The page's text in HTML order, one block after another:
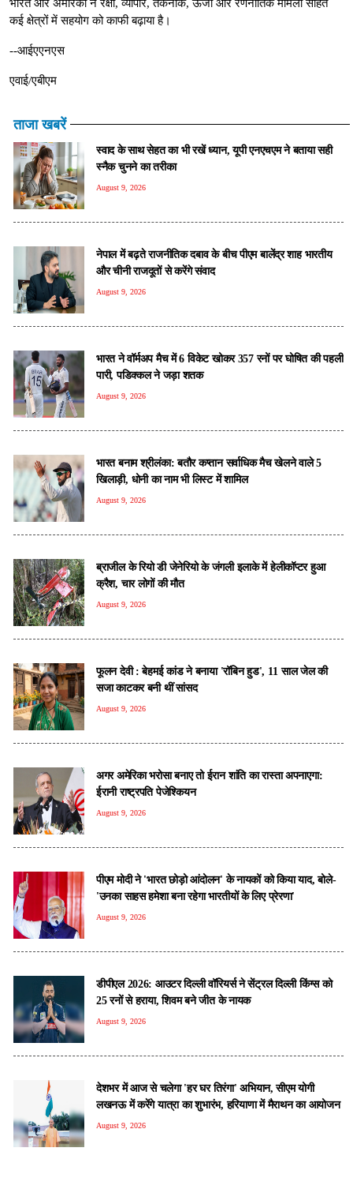
भारत और अमेरिका ने रक्षा, व्यापार, तकनीक, ऊर्जा और रणनीतिक मामलों सहित
कई क्षेत्रों में सहयोग को काफी बढ़ाया है।
--आईएएनएस
एवाई/एबीएम
ताजा खबरें
स्वाद के साथ सेहत का भी रखें ध्यान, यूपी एनएचएम ने बताया सही
स्नैक चुनने का तरीका
August 9, 2026
नेपाल में बढ़ते राजनीतिक दबाव के बीच पीएम बालेंद्र शाह भारतीय
और चीनी राजदूतों से करेंगे संवाद
August 9, 2026
भारत ने वॉर्मअप मैच में 6 विकेट खोकर 357 रनों पर घोषित की पहली
पारी, पडिक्कल ने जड़ा शतक
August 9, 2026
भारत बनाम श्रीलंका: बतौर कप्तान सर्वाधिक मैच खेलने वाले 5
खिलाड़ी, धोनी का नाम भी लिस्ट में शामिल
August 9, 2026
ब्राजील के रियो डी जेनेरियो के जंगली इलाके में हेलीकॉप्टर हुआ
क्रैश, चार लोगों की मौत
August 9, 2026
फूलन देवी : बेहमई कांड ने बनाया 'रॉबिन हुड', 11 साल जेल की
सजा काटकर बनी थीं सांसद
August 9, 2026
अगर अमेरिका भरोसा बनाए तो ईरान शांति का रास्ता अपनाएगा:
ईरानी राष्ट्रपति पेजेश्कियन
August 9, 2026
पीएम मोदी ने 'भारत छोड़ो आंदोलन' के नायकों को किया याद, बोले-
'उनका साहस हमेशा बना रहेगा भारतीयों के लिए प्रेरणा'
August 9, 2026
डीपीएल 2026: आउटर दिल्ली वॉरियर्स ने सेंट्रल दिल्ली किंग्स को
25 रनों से हराया, शिवम बने जीत के नायक
August 9, 2026
देशभर में आज से चलेगा 'हर घर तिरंगा' अभियान, सीएम योगी
लखनऊ में करेंगे यात्रा का शुभारंभ, हरियाणा में मैराथन का आयोजन
August 9, 2026